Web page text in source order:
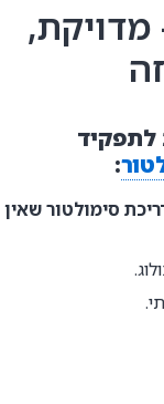
:
סימולטור שאין